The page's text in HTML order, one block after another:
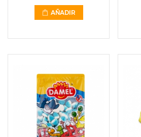
AÑADIR